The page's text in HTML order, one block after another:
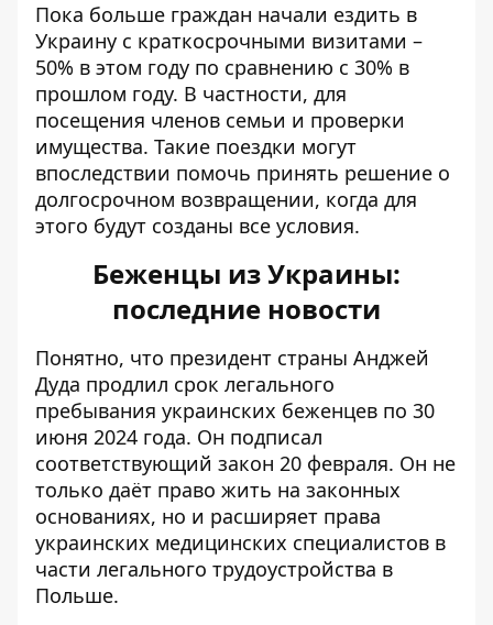
Пока больше граждан начали ездить в
Украину с краткосрочными визитами –
50% в этом году по сравнению с 30% в
прошлом году. В частности, для
посещения членов семьи и проверки
имущества. Такие поездки могут
впоследствии помочь принять решение о
долгосрочном возвращении, когда для
этого будут созданы все условия.
Беженцы из Украины:
последние новости
Понятно, что президент страны Анджей
Дуда продлил срок легального
пребывания украинских беженцев по 30
июня 2024 года. Он подписал
соответствующий закон 20 февраля. Он не
только даёт право жить на законных
основаниях, но и расширяет права
украинских медицинских специалистов в
части легального трудоустройства в
Польше.